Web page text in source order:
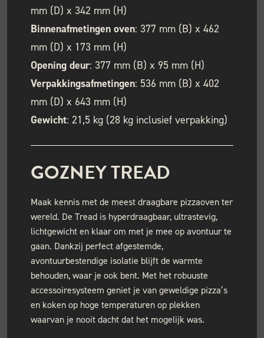
mm (D) x 342 mm (H)
Binnenafmetingen oven: 377 mm (B) x 462
mm (D) x 173 mm (H)
Opening deur: 377 mm (B) x 95 mm (H)
Verpakkingsafmetingen: 536 mm (B) x 402
mm (D) x 643 mm (H)
Gewicht: 21,5 kg (28 kg inclusief verpakking)
GOZNEY TREAD
Maak kennis met de meest draagbare pizzaoven ter
wereld. De Tread is hyperdraagbaar, ultrastevig,
lichtgewicht en klaar om met je mee op avontuur te
gaan. Dankzij perfect afgestemde,
avontuurbestendige isolatie blijft de warmte
behouden, waar je ook bent. Met het robuuste
accessoiresysteem geniet je van geweldige pizza’s
en koken op hoge temperaturen op plekken
waarvan je nooit dacht dat het mogelijk was.